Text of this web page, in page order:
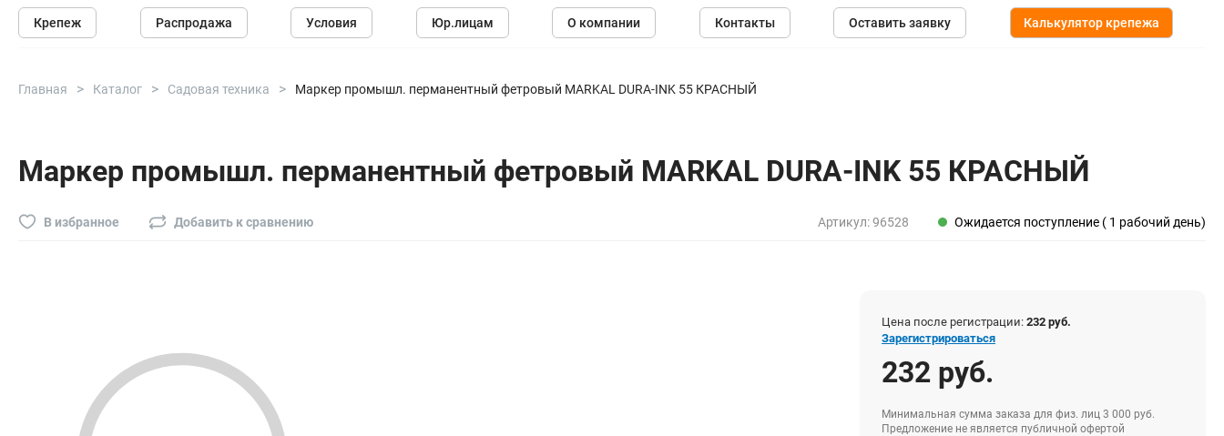
Крепеж
Анкеры
Саморезы и шурупы
Электро и бензоинструменты
Перфораторы
Шуруповерты
Ручные инструменты
Малярные
Буры, сверла, диски
Пистолеты для герметиков
Электроды, сварочная техника
Электрика и свет
Крепеж Распродажа Условия Юр.лицам О компании Контакты Оставить заявку Калькулятор крепежа
Главная Каталог Садовая техника Маркер промышл. перманентный фетровый MARKAL DURA-INK 55 КРАСНЫЙ
Маркер промышл. перманентный фетровый MARKAL DURA-INK 55 КРАСНЫЙ
В избранное Добавить к сравнению Артикул:96528 Ожидается поступление ( 1 рабочий день)
Цена после регистрации: 232 руб.
Зарегистрироваться
232 руб.
Минимальная сумма заказа для физ. лиц 3 000 руб.
Предложение не является публичной офертой